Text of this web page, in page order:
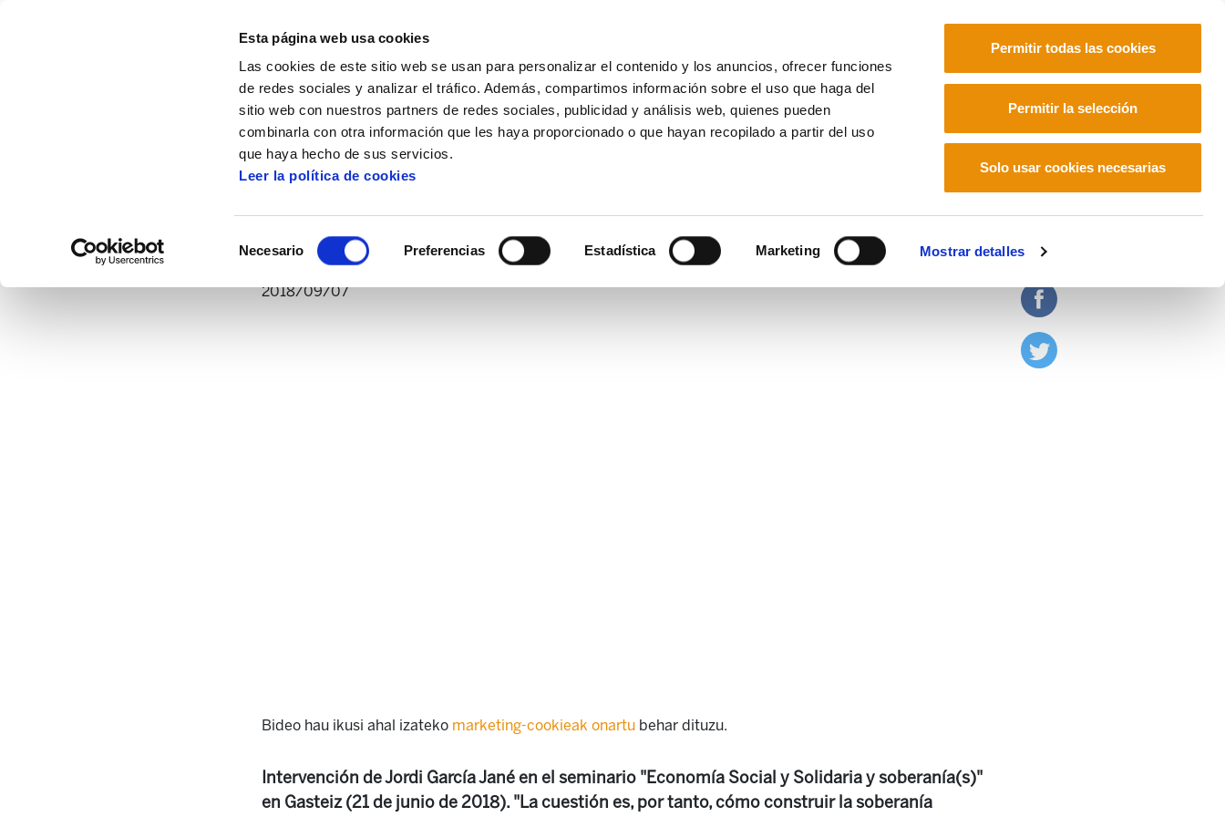
Esta página web usa cookies
Las cookies de este sitio web se usan para personalizar el contenido y los anuncios, ofrecer funciones
de redes sociales y analizar el tráfico. Además, compartimos información sobre el uso que haga del
sitio web con nuestros partners de redes sociales, publicidad y análisis web, quienes pueden
combinarla con otra información que les haya proporcionado o que hayan recopilado a partir del uso
que haya hecho de sus servicios.
Leer la política de cookies
Necesario Preferencias Estadística Marketing Mostrar detalles
Permitir todas las cookies
Permitir la selección
Solo usar cookies necesarias
Vídeos Jordi García Jané: Economía social y solidaria para ser libres
Jordi García Jané: Economía social y solidaria para ser libres
2018/09/07
Bideo hau ikusi ahal izateko marketing-cookieak onartu behar dituzu.
Intervención de Jordi García Jané en el seminario "Economía Social y Solidaria y soberanía(s)"
en Gasteiz (21 de junio de 2018). "La cuestión es, por tanto, cómo construir la soberanía